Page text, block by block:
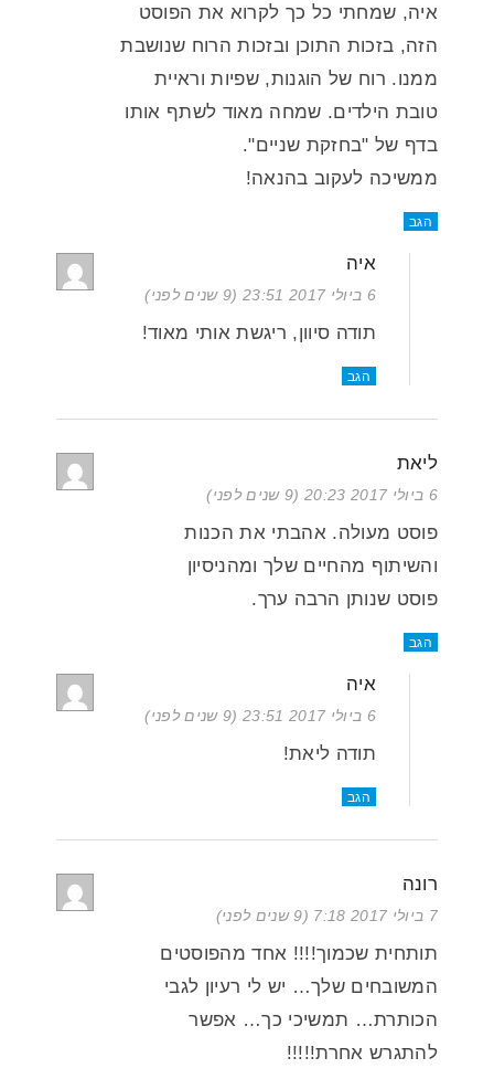
איה, שמחתי כל כך לקרוא את הפוסט
הזה, בזכות התוכן ובזכות הרוח שנושבת
ממנו. רוח של הוגנות, שפיות וראיית
טובת הילדים. שמחה מאוד לשתף אותו
בדף של "בחזקת שניים".
ממשיכה לעקוב בהנאה!
הגב
איה
6 ביולי 2017 23:51 (9 שנים לפני)
תודה סיוון, ריגשת אותי מאוד!
הגב
ליאת
6 ביולי 2017 20:23 (9 שנים לפני)
פוסט מעולה. אהבתי את הכנות
והשיתוף מהחיים שלך ומהניסיון
פוסט שנותן הרבה ערך.
הגב
איה
6 ביולי 2017 23:51 (9 שנים לפני)
תודה ליאת!
הגב
רונה
7 ביולי 2017 7:18 (9 שנים לפני)
תותחית שכמוך!!!! אחד מהפוסטים
המשובחים שלך… יש לי רעיון לגבי
הכותרת… תמשיכי כך… אפשר
להתגרש אחרת!!!!!